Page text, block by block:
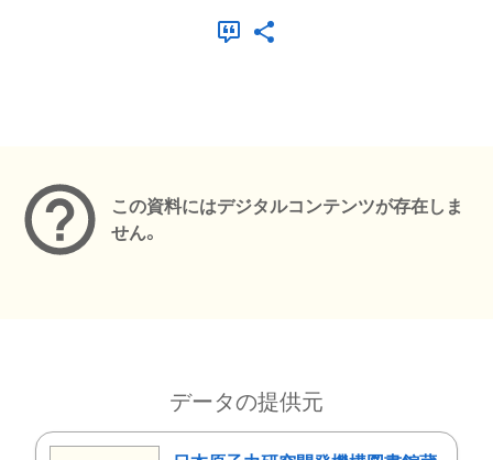
この資料にはデジタルコンテンツが存在しま
せん。
データの提供元